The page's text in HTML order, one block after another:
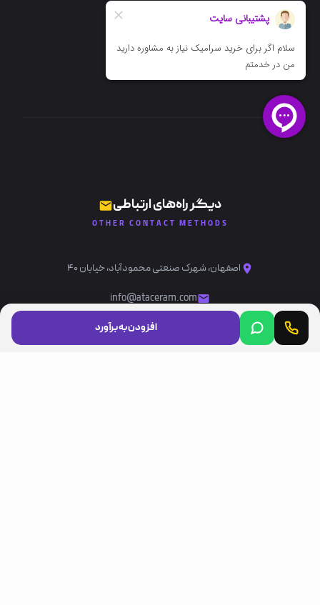
افزودن به برآورد
سرامیک کف پذیرایی
سرامیک کف آشپزخانه
خرید سرامیک حمام
دیگر راه‌های ارتباطی
OTHER CONTACT METHODS
اصفهان، شهرک صنعتی محمودآباد، خیابان ۴۰
info@ataceram.com